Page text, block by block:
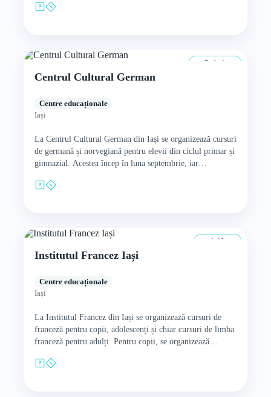
De la 4 ani
Centrul Cultural German
Centre educaționale
Iași
La Centrul Cultural German din Iași se organizează cursuri
de germană și norvegiană pentru elevii din ciclul primar și
gimnazial. Acestea încep în luna septembrie, iar…
4–10 ani
Institutul Francez Iași
Centre educaționale
Iași
La Institutul Francez din Iași se organizează cursuri de
franceză pentru copii, adolescenți și chiar cursuri de limba
franceză pentru adulți. Pentru copii, se organizează